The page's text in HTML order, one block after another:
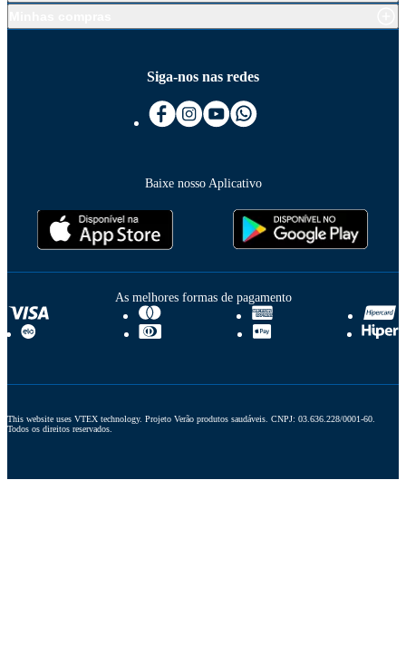
Siga-nos nas redes
Baixe nosso Aplicativo
As melhores formas de pagamento
This website uses VTEX technology. Projeto Verão produtos saudáveis. CNPJ: 03.636.228/0001-60.
Todos os direitos reservados.